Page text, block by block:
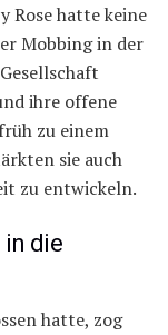
Rose hatte keine
Mobbing in der
ihre offene
zu einem
sie auch
zu entwickeln.
die
hatte, zog